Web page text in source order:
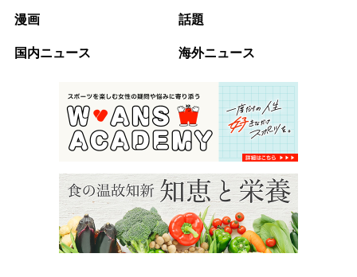
漫画 話題
国内ニュース 海外ニュース